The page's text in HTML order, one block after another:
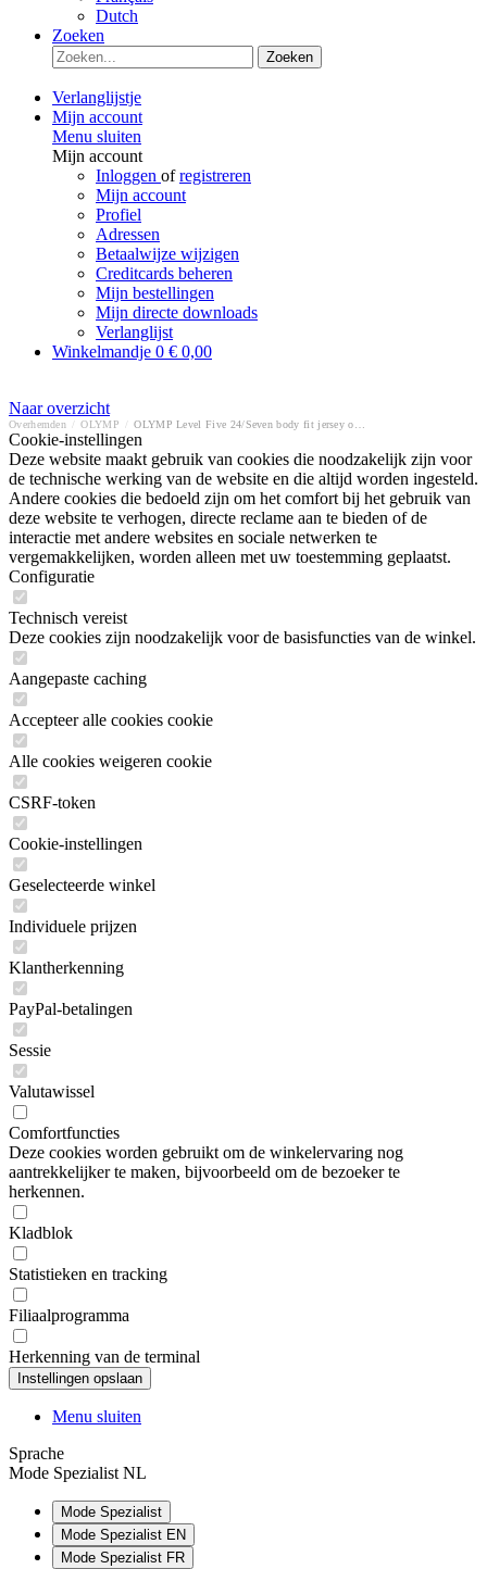
Dutch
Zoeken
Zoeken
Verlanglijstje
Mijn account
Menu sluiten
Mijn account
Inloggen ofregistreren
Mijn account
Profiel
Adressen
Betaalwijze wijzigen
Creditcards beheren
Mijn bestellingen
Mijn directe downloads
Verlanglijst
Winkelmandje 0 € 0,00
Naar overzicht
Overhemden OLYMP
Cookie-instellingen
Deze website maakt gebruik van cookies die noodzakelijk zijn voor
de technische werking van de website en die altijd worden ingesteld.
Andere cookies die bedoeld zijn om het comfort bij het gebruik van
deze website te verhogen, directe reclame aan te bieden of de
interactie met andere websites en sociale netwerken te
vergemakkelijken, worden alleen met uw toestemming geplaatst.
Configuratie
Technisch vereist
Deze cookies zijn noodzakelijk voor de basisfuncties van de winkel.
Aangepaste caching
Accepteer alle cookies cookie
Alle cookies weigeren cookie
CSRF-token
Cookie-instellingen
Geselecteerde winkel
Individuele prijzen
Klantherkenning
PayPal-betalingen
Sessie
Valutawissel
Comfortfuncties
Deze cookies worden gebruikt om de winkelervaring nog
aantrekkelijker te maken, bijvoorbeeld om de bezoeker te
herkennen.
Kladblok
Statistieken en tracking
Filiaalprogramma
Herkenning van de terminal
Menu sluiten
Sprache
Mode Spezialist NL
Mode Spezialist
Mode Spezialist EN
Mode Spezialist FR